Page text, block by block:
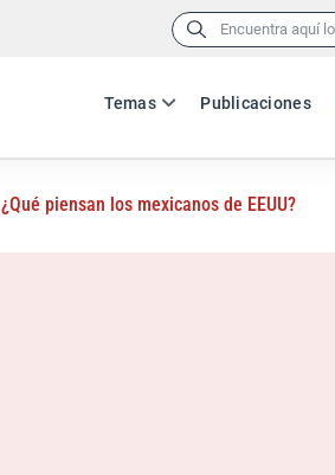
Buscar:
Temas Publicaciones
¿Qué piensan los mexicanos de EEUU?